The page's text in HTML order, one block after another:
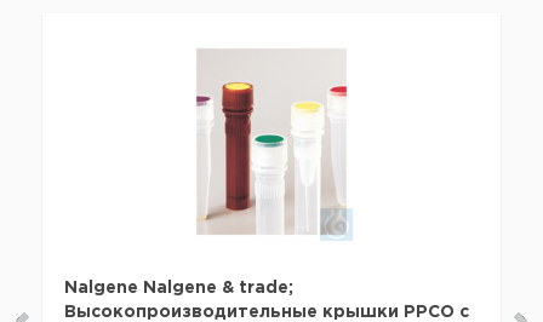
Nalgene Nalgene & trade;
Высокопроизводительные крышки PPCO с